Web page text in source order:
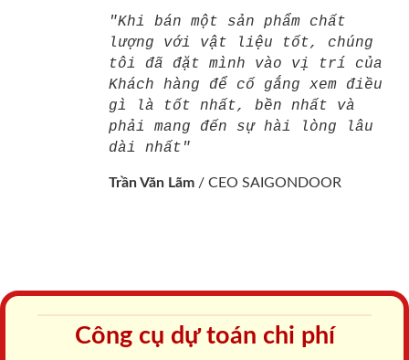
"Khi bán một sản phẩm chất
lượng với vật liệu tốt, chúng
tôi đã đặt mình vào vị trí của
Khách hàng để cố gắng xem điều
gì là tốt nhất, bền nhất và
phải mang đến sự hài lòng lâu
dài nhất"
Trần Văn Lãm / CEO SAIGONDOOR
Công cụ dự toán chi phí